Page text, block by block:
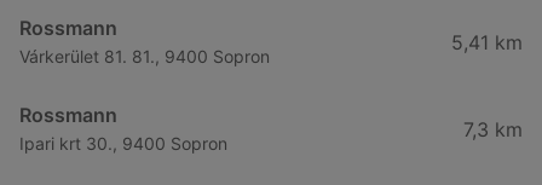
Rossmann
Várkerület 81. 81., 9400 Sopron
5,41 km
Rossmann
Ipari krt 30., 9400 Sopron
7,3 km